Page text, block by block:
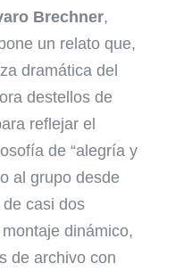
Brechner,
un relato que,
dramática del
destellos de
reflejar el
de “alegría y
al grupo desde
casi dos
dinámico,
de archivo con